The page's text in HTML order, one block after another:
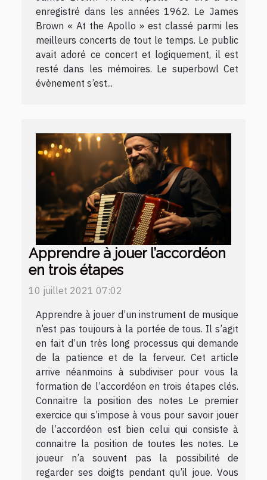
enregistré dans les années 1962. Le James
Brown « At the Apollo » est classé parmi les
meilleurs concerts de tout le temps. Le public
avait adoré ce concert et logiquement, il est
resté dans les mémoires. Le superbowl Cet
évènement s’est...
Apprendre à jouer l’accordéon
en trois étapes
10 juillet 2021 07:02
Apprendre à jouer d’un instrument de musique
n’est pas toujours à la portée de tous. Il s’agit
en fait d’un très long processus qui demande
de la patience et de la ferveur. Cet article
arrive néanmoins à subdiviser pour vous la
formation de l’accordéon en trois étapes clés.
Connaitre la position des notes Le premier
exercice qui s’impose à vous pour savoir jouer
de l’accordéon est bien celui qui consiste à
connaitre la position de toutes les notes. Le
joueur n’a souvent pas la possibilité de
regarder ses doigts pendant qu’il joue. Vous